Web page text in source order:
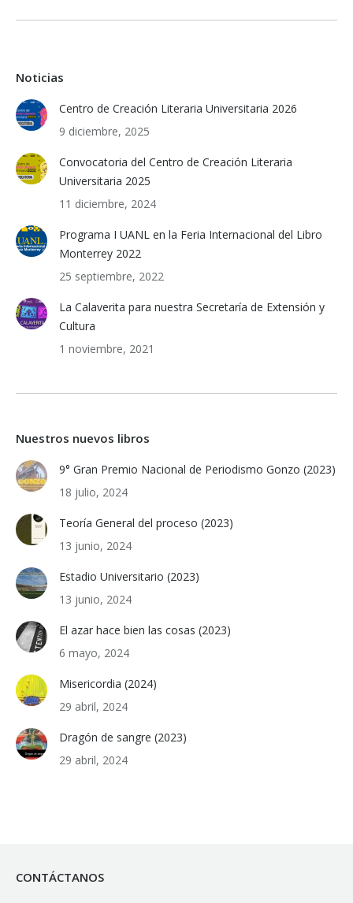
Noticias
Centro de Creación Literaria Universitaria 2026
9 diciembre, 2025
Convocatoria del Centro de Creación Literaria
Universitaria 2025
11 diciembre, 2024
Programa I UANL en la Feria Internacional del Libro
Monterrey 2022
25 septiembre, 2022
La Calaverita para nuestra Secretaría de Extensión y
Cultura
1 noviembre, 2021
Nuestros nuevos libros
9° Gran Premio Nacional de Periodismo Gonzo (2023)
18 julio, 2024
Teoría General del proceso (2023)
13 junio, 2024
Estadio Universitario (2023)
13 junio, 2024
El azar hace bien las cosas (2023)
6 mayo, 2024
Misericordia (2024)
29 abril, 2024
Dragón de sangre (2023)
29 abril, 2024
CONTÁCTANOS